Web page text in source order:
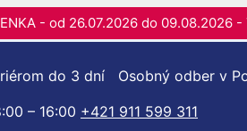
- od 26.07.2026 do 09.08.2026
do 3 dní Osobný odber v
– 16:00 +421 911 599 311